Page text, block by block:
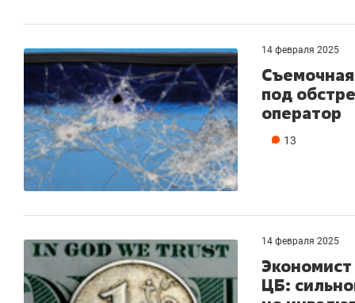
14 февраля 2025
под
оператор
13
14 февраля 2025
ЦБ: